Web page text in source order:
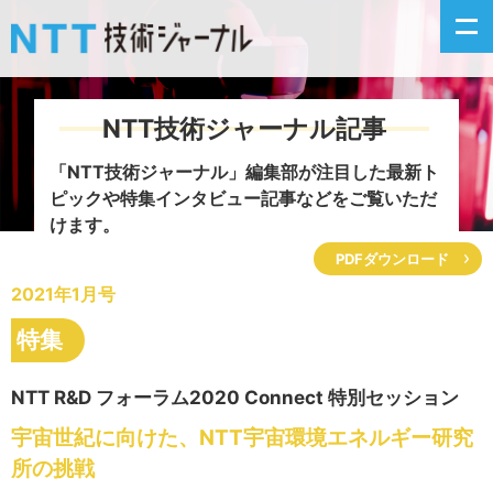
新着情報
イベントカレンダー
問い合わせ
NTT技術ジャーナル記事
「NTT技術ジャーナル」編集部が注目した最新ト
ピックや特集インタビュー記事などをご覧いただ
けます。
PDFダウンロード
2021年1月号
特集
NTT R&D フォーラム2020 Connect 特別セッション
宇宙世紀に向けた、NTT宇宙環境エネルギー研究
所の挑戦